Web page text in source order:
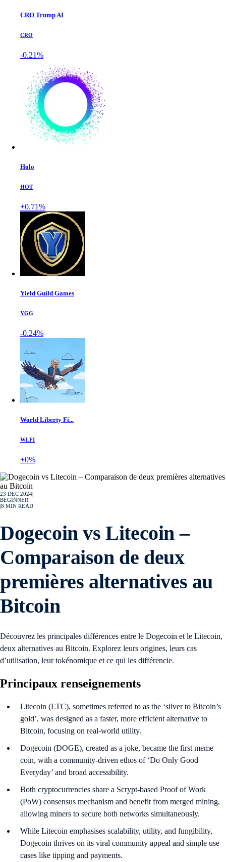
CRO Trump AI
CRO
-0.21%
Holo
HOT
+0.71%
Yield Guild Games
YGG
-0.24%
World Liberty Fi...
WLFI
+0%
23 DEC 2024
BEGINNER
8 MIN READ
Dogecoin vs Litecoin –
Comparaison de deux
premières alternatives au
Bitcoin
Découvrez les principales différences entre le Dogecoin et le Litecoin,
deux alternatives au Bitcoin. Explorez leurs origines, leurs cas
d’utilisation, leur tokénomique et ce qui les différencie.
Principaux renseignements
Litecoin (LTC), sometimes referred to as the ‘silver to Bitcoin’s
gold’, was designed as a faster, more efficient alternative to
Bitcoin, focusing on real-world utility.
Dogecoin (DOGE), created as a joke, became the first meme
coin, with a community-driven ethos of ‘Do Only Good
Everyday’ and broad accessibility.
Both cryptocurrencies share a Scrypt-based Proof of Work
(PoW) consensus mechanism and benefit from merged mining,
allowing miners to secure both networks simultaneously.
While Litecoin emphasises scalability, utility, and fungibility,
Dogecoin thrives on its viral community appeal and simple use
cases like tipping and payments.